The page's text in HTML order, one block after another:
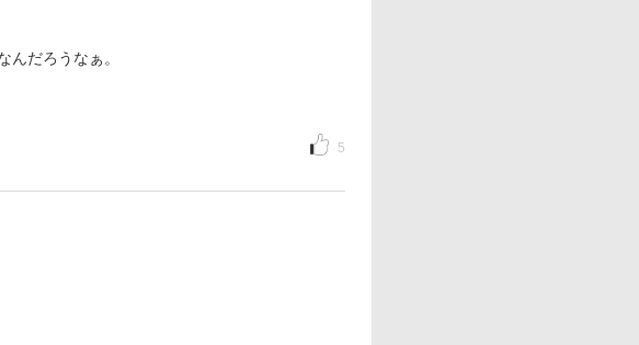
だろうなぁ。
5